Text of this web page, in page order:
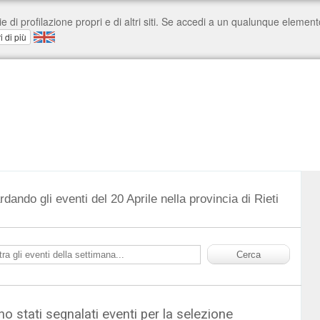
gli eventi del 20 Aprile nella provincia di Rieti
stati segnalati eventi per la selezione